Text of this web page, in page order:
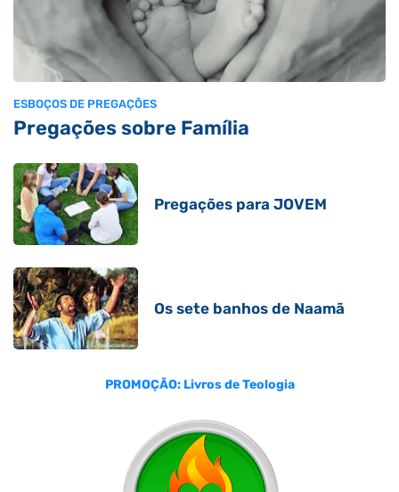
ESBOÇOS DE PREGAÇÕES
Pregações sobre Família
Pregações para JOVEM
Os sete banhos de Naamã
PROMOÇÃO: Livros de Teologia